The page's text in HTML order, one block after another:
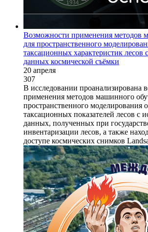
Возможности применения методов
для пространственного
таксационных характеристик лесов
данных космической съёмки
20 апреля
307
В исследовании проанализирована
применения методов машинного
пространственного моделирования
таксационных показателей лесов с
данных, полученных при
инвентаризации лесов, а также
доступе космических снимков